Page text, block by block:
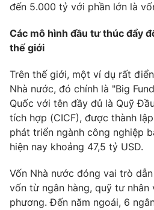
đến 5.000 tỷ với phần lớn là
Các mô hình đầu tư thúc đẩy
thế giới
Trên thế giới, một ví dụ rất
Nhà nước, đó chính là "Big
Quốc với tên đầy đủ là Quỹ
tích hợp (CICF), được thành
phát triển ngành công nghiệp
hiện nay khoảng 47,5 tỷ USD.
Vốn Nhà nước đóng vai trò
vốn từ ngân hàng, quỹ tư nhân
phương. Đến năm ngoái, 6